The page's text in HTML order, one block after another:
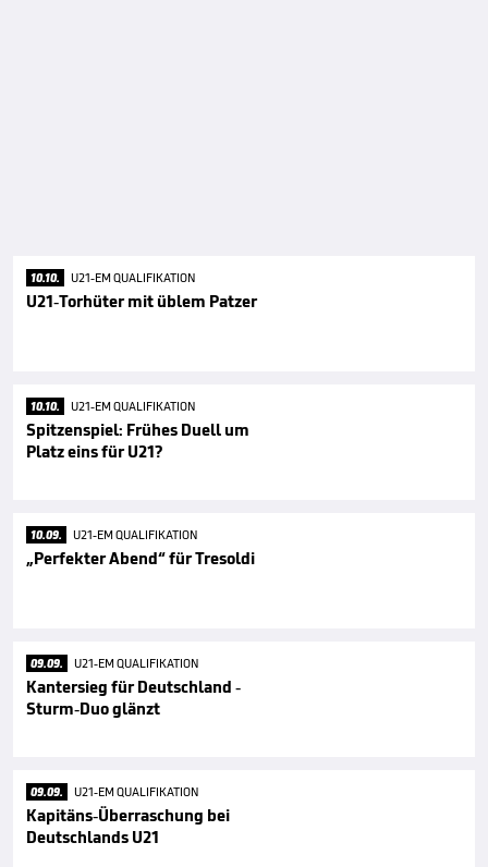
10.10. U21-EM QUALIFIKATION
U21-Torhüter mit üblem Patzer
10.10. U21-EM QUALIFIKATION
Spitzenspiel: Frühes Duell um
Platz eins für U21?
10.09. U21-EM QUALIFIKATION
„Perfekter Abend“ für Tresoldi
09.09. U21-EM QUALIFIKATION
Kantersieg für Deutschland -
Sturm-Duo glänzt
09.09. U21-EM QUALIFIKATION
Kapitäns-Überraschung bei
Deutschlands U21